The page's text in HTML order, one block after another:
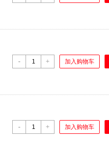
- + 加入购物车
- + 加入购物车